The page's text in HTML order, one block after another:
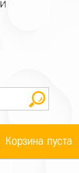
Корзина пуста